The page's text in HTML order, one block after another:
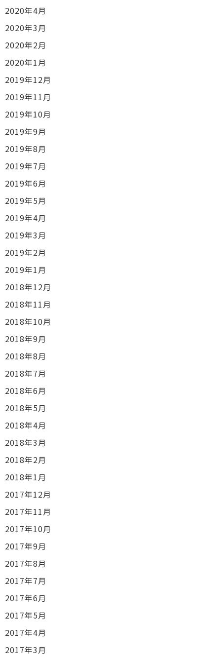
2020年4月
2020年3月
2020年2月
2020年1月
2019年12月
2019年11月
2019年10月
2019年9月
2019年8月
2019年7月
2019年6月
2019年5月
2019年4月
2019年3月
2019年2月
2019年1月
2018年12月
2018年11月
2018年10月
2018年9月
2018年8月
2018年7月
2018年6月
2018年5月
2018年4月
2018年3月
2018年2月
2018年1月
2017年12月
2017年11月
2017年10月
2017年9月
2017年8月
2017年7月
2017年6月
2017年5月
2017年4月
2017年3月